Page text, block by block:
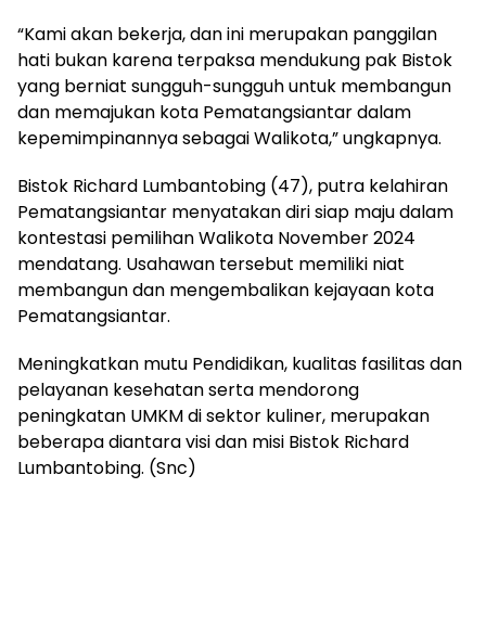
“Kami akan bekerja, dan ini merupakan panggilan
hati bukan karena terpaksa mendukung pak Bistok
yang berniat sungguh-sungguh untuk membangun
dan memajukan kota Pematangsiantar dalam
kepemimpinannya sebagai Walikota,” ungkapnya.
Bistok Richard Lumbantobing (47), putra kelahiran
Pematangsiantar menyatakan diri siap maju dalam
kontestasi pemilihan Walikota November 2024
mendatang. Usahawan tersebut memiliki niat
membangun dan mengembalikan kejayaan kota
Pematangsiantar.
Meningkatkan mutu Pendidikan, kualitas fasilitas dan
pelayanan kesehatan serta mendorong
peningkatan UMKM di sektor kuliner, merupakan
beberapa diantara visi dan misi Bistok Richard
Lumbantobing. (Snc)